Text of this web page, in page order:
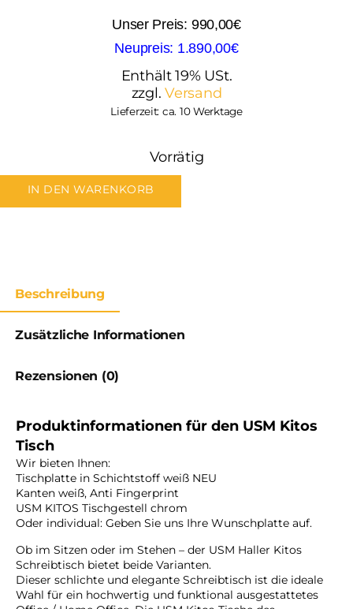
990,00€
1.890,00€
Enthält 19% USt.
zzgl.Versand
Lieferzeit: ca. 10 Werktage
Vorrätig
IN DEN WARENKORB
Beschreibung
Zusätzliche Informationen
Rezensionen (0)
Produktinformationen für den USM Kitos
Tisch
Wir bieten Ihnen:
Tischplatte in Schichtstoff weiß NEU
Kanten weiß, Anti Fingerprint
USM KITOS Tischgestell chrom
Oder individual: Geben Sie uns Ihre Wunschplatte auf.
Ob im Sitzen oder im Stehen – der USM Haller Kitos
Schreibtisch bietet beide Varianten.
Dieser schlichte und elegante Schreibtisch ist die ideale
Wahl für ein hochwertig und funktional ausgestattetes